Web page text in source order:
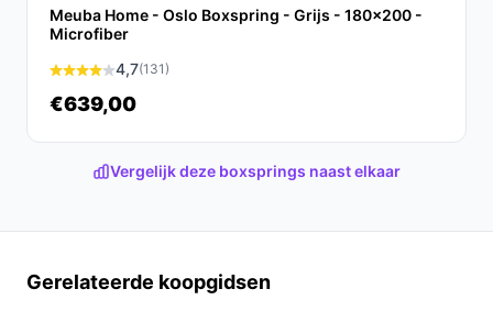
schoonmaakbaar zijn (staat in de productspecificaties of
handleiding). Controleer regelmatig bevestigingen en
frameverbindingen volgens de montage-instructies.
Wat is de belangrijkste afweging bij dit type product?
specificatiecontrole: je krijgt een compleet boxspring-
specifieke matraslagen of een verstelbaar hoofdeind
specificaties.
Meuba Home - Oslo Boxspring - Grijs - 180x200 -
Microfiber
4,7(131)
€639,00
Vergelijk deze boxsprings naast elkaar
Gerelateerde koopgidsen